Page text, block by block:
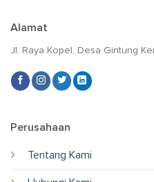
Perusahaan
Tentang Kami
Alamat
Jl. Raya Kopel, Desa Gintung